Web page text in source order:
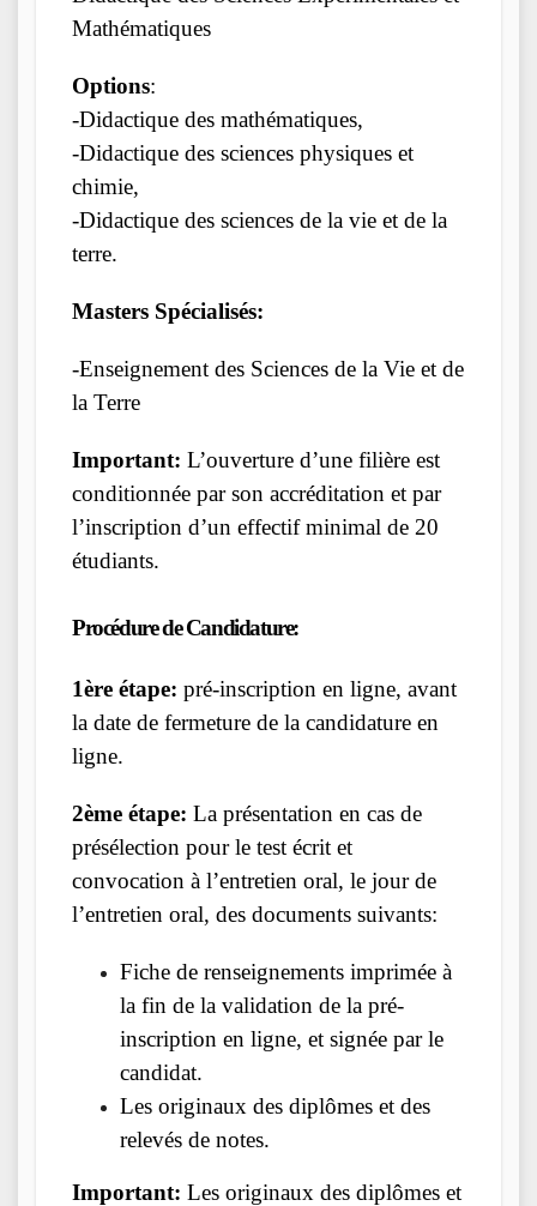
Mathématiques
Options:
-Didactique des mathématiques,
-Didactique des sciences physiques et
chimie,
-Didactique des sciences de la vie et de la
terre.
Masters Spécialisés:
-Enseignement des Sciences de la Vie et de
la Terre
Important: L’ouverture d’une filière est
conditionnée par son accréditation et par
l’inscription d’un effectif minimal de 20
étudiants.
Procédure de Candidature:
1ère étape: pré-inscription en ligne, avant
la date de fermeture de la candidature en
ligne.
2ème étape: La présentation en cas de
présélection pour le test écrit et
convocation à l’entretien oral, le jour de
l’entretien oral, des documents suivants:
Fiche de renseignements imprimée à
la fin de la validation de la pré-
inscription en ligne, et signée par le
candidat.
Les originaux des diplômes et des
relevés de notes.
Important: Les originaux des diplômes et